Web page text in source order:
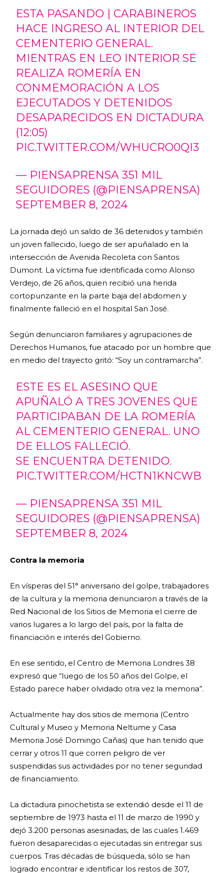
ESTA PASANDO | CARABINEROS
HACE INGRESO AL INTERIOR DEL
CEMENTERIO GENERAL.
MIENTRAS EN LEO INTERIOR SE
REALIZA ROMERÍA EN
CONMEMORACIÓN A LOS
EJECUTADOS Y DETENIDOS
DESAPARECIDOS EN DICTADURA
(12:05)
PIC.TWITTER.COM/WHUCRO0QI3
— PIENSAPRENSA 351 MIL
SEGUIDORES (@PIENSAPRENSA)
SEPTEMBER 8, 2024
La jornada dejó un saldo de 36 detenidos y también
un joven fallecido, luego de ser apuñalado en la
intersección de Avenida Recoleta con Santos
Dumont. La víctima fue identificada como Alonso
Verdejo, de 26 años, quien recibió una herida
cortopunzante en la parte baja del abdomen y
finalmente falleció en el hospital San José.
Según denunciaron familiares y agrupaciones de
Derechos Humanos, fue atacado por un hombre que
en medio del trayecto gritó: “Soy un contramarcha”.
ESTE ES EL ASESINO QUE
APUÑALÓ A TRES JOVENES QUE
PARTICIPABAN DE LA ROMERÍA
AL CEMENTERIO GENERAL. UNO
DE ELLOS FALLECIÓ.
SE ENCUENTRA DETENIDO.
PIC.TWITTER.COM/HCTN1KNCWB
— PIENSAPRENSA 351 MIL
SEGUIDORES (@PIENSAPRENSA)
SEPTEMBER 8, 2024
Contra la memoria
En vísperas del 51° aniversario del golpe, trabajadores
de la cultura y la memoria denunciaron a través de la
Red Nacional de los Sitios de Memoria el cierre de
varios lugares a lo largo del país, por la falta de
financiación e interés del Gobierno.
En ese sentido, el Centro de Memoria Londres 38
expresó que “luego de los 50 años del Golpe, el
Estado parece haber olvidado otra vez la memoria”.
Actualmente hay dos sitios de memoria (Centro
Cultural y Museo y Memoria Neltume y Casa
Memoria José Domingo Cañas) que han tenido que
cerrar y otros 11 que corren peligro de ver
suspendidas sus actividades por no tener seguridad
de financiamiento.
La dictadura pinochetista se extendió desde el 11 de
septiembre de 1973 hasta el 11 de marzo de 1990 y
dejó 3.200 personas asesinadas, de las cuales 1.469
fueron desaparecidas o ejecutadas sin entregar sus
cuerpos. Tras décadas de búsqueda, sólo se han
logrado encontrar e identificar los restos de 307,